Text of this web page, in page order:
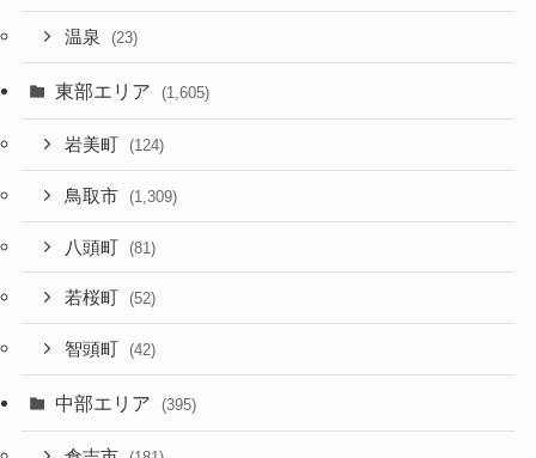
温泉 (23)
東部エリア (1,605)
岩美町 (124)
鳥取市 (1,309)
八頭町 (81)
若桜町 (52)
智頭町 (42)
中部エリア (395)